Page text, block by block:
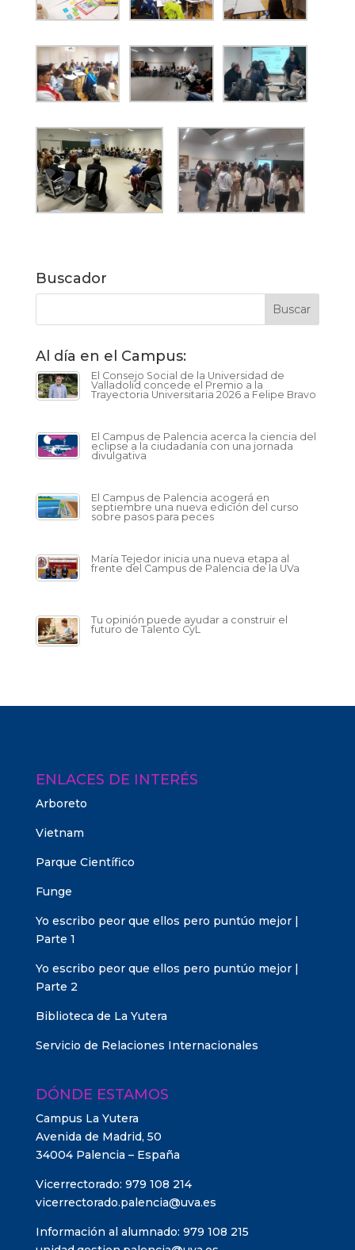
Buscador
Al día en el Campus:
El Consejo Social de la Universidad de
Valladolid concede el Premio a la
Trayectoria Universitaria 2026 a Felipe Bravo
El Campus de Palencia acerca la ciencia del
eclipse a la ciudadanía con una jornada
divulgativa
El Campus de Palencia acogerá en
septiembre una nueva edición del curso
sobre pasos para peces
María Tejedor inicia una nueva etapa al
frente del Campus de Palencia de la UVa
Tu opinión puede ayudar a construir el
futuro de Talento CyL
ENLACES DE INTERÉS
Arboreto
Vietnam
Parque Científico
Funge
Yo escribo peor que ellos pero puntúo mejor |
Parte 1
Yo escribo peor que ellos pero puntúo mejor |
Parte 2
Biblioteca de La Yutera
Servicio de Relaciones Internacionales
DÓNDE ESTAMOS
Campus La Yutera
Avenida de Madrid, 50
34004 Palencia – España
Vicerrectorado: 979 108 214
vicerrectorado.palencia@uva.es
Información al alumnado: 979 108 215